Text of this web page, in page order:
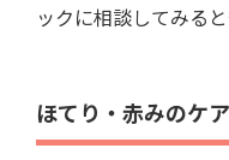
ックに相談してみると
ほてり・赤みのケ